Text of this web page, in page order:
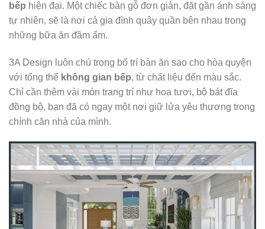
bếp hiện đại. Một chiếc bàn gỗ đơn giản, đặt gần ánh sáng
tự nhiên, sẽ là nơi cả gia đình quây quần bên nhau trong
những bữa ăn đầm ấm.
3A Design luôn chú trọng bố trí bàn ăn sao cho hòa quyện
với tổng thể không gian bếp, từ chất liệu đến màu sắc.
Chỉ cần thêm vài món trang trí như hoa tươi, bộ bát đĩa
đồng bộ, bạn đã có ngay một nơi giữ lửa yêu thương trong
chính căn nhà của mình.